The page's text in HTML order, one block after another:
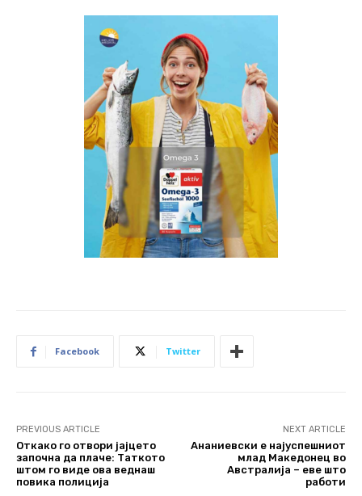
Facebook Twitter
PREVIOUS ARTICLE
Откако го отвори јајцето
започна да плаче: Таткото
штом го виде ова веднаш
повика полиција
NEXT ARTICLE
Ананиевски е најуспешниот
млад Македонец во
Австралија – еве што
работи